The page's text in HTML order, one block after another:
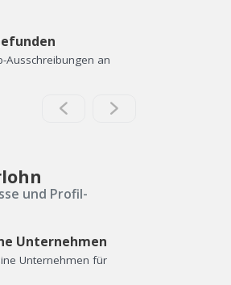
Ausschreibungen an
und Profil-
Unternehmen
Unternehmen für